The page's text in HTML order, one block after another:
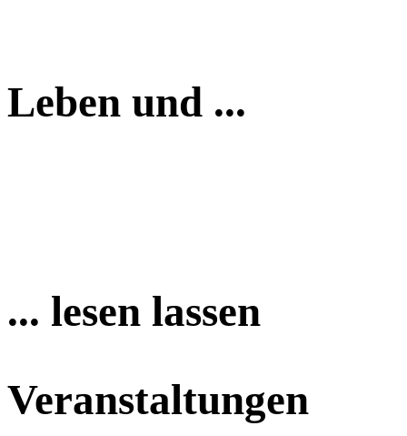
Leben und ...
... lesen lassen
Veranstaltungen